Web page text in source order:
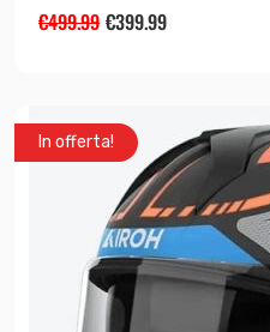
€499.99 €399.99
In offerta!